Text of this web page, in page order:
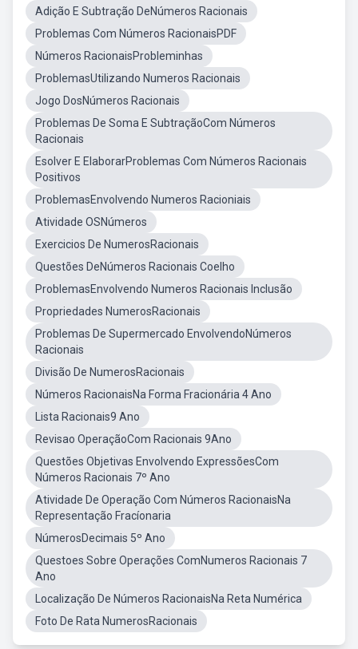
Adição E Subtração DeNúmeros Racionais
Problemas Com Números RacionaisPDF
Números RacionaisProbleminhas
ProblemasUtilizando Numeros Racionais
Jogo DosNúmeros Racionais
Problemas De Soma E SubtraçãoCom Números
Racionais
Esolver E ElaborarProblemas Com Números Racionais
Positivos
ProblemasEnvolvendo Numeros Racioniais
Atividade OSNúmeros
Exercicios De NumerosRacionais
Questões DeNúmeros Racionais Coelho
ProblemasEnvolvendo Numeros Racionais Inclusão
Propriedades NumerosRacionais
Problemas De Supermercado EnvolvendoNúmeros
Racionais
Divisão De NumerosRacionais
Números RacionaisNa Forma Fracionária 4 Ano
Lista Racionais9 Ano
Revisao OperaçãoCom Racionais 9Ano
Questões Objetivas Envolvendo ExpressõesCom
Números Racionais 7º Ano
Atividade De Operação Com Números RacionaisNa
Representação Fracíonaria
NúmerosDecimais 5º Ano
Questoes Sobre Operações ComNumeros Racionais 7
Ano
Localização De Números RacionaisNa Reta Numérica
Foto De Rata NumerosRacionais